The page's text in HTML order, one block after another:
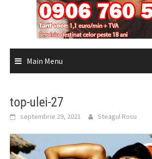
Main Menu
top-ulei-27
septembrie 29, 2021 Steagul Rosu